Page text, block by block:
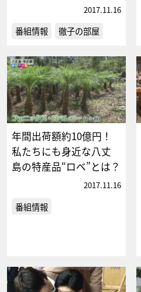
2017.11.16
番組情報 徹子の部屋
年間出荷額約10億円！
私たちにも身近な八丈
島の特産品“ロベ”とは？
2017.11.16
番組情報